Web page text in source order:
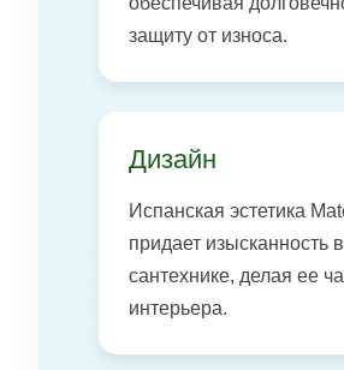
защиту от износа.
Дизайн
Испанская эстетика
придает изысканность
сантехнике, делая ее
интерьера.